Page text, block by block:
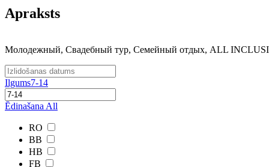
Apraksts
Молодежный, Свадебный тур, Семейный отдых, ALL
Ilgums7-14
Ēdinašana All
RO
BB
HB
FB